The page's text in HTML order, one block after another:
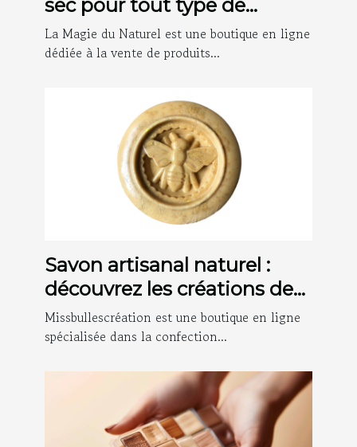
sec pour tout type de
cheveux ?
La Magie du Naturel est une boutique en ligne
dédiée à la vente de produits...
Savon artisanal naturel :
découvrez les créations de
Missbullescréation !
Missbullescréation est une boutique en ligne
spécialisée dans la confection...